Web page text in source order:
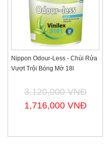
Nippon Odour-Less - Chùi Rửa
Vượt Trội Bóng Mờ 18l
3,120,000 VNĐ
1,716,000 VNĐ